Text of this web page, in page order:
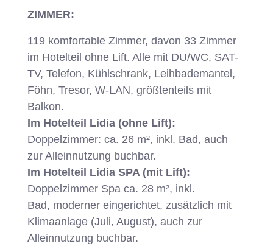
ZIMMER:
119 komfortable Zimmer, davon 33 Zimmer
im Hotelteil ohne Lift. Alle mit DU/WC, SAT-
TV, Telefon, Kühlschrank, Leihbademantel,
Föhn, Tresor, W-LAN, größtenteils mit
Balkon.
Im Hotelteil Lidia (ohne Lift):
Doppelzimmer: ca. 26 m², inkl. Bad, auch
zur Alleinnutzung buchbar.
Im Hotelteil Lidia SPA (mit Lift):
Doppelzimmer Spa ca. 28 m², inkl.
Bad, moderner eingerichtet, zusätzlich mit
Klimaanlage (Juli, August), auch zur
Alleinnutzung buchbar.